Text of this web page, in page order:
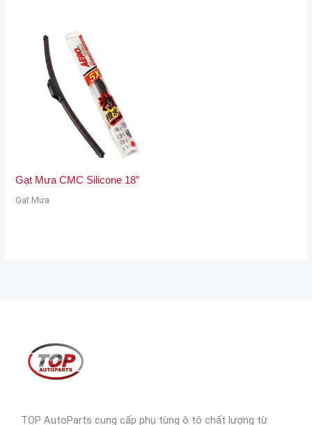
Gạt Mưa CMC Silicone 18″
Gạt Mưa
TOP AutoParts cung cấp phụ tùng ô tô chất lượng từ